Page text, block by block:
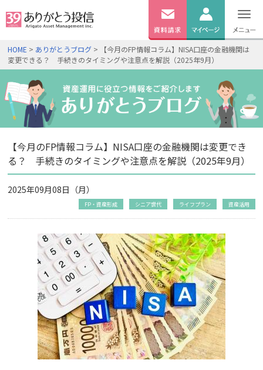
無料資料
請求
口座開設
ログイン
HOME > ありがとうブログ > 【今月のFP情報コラム】NISA口座の金融機関は
変更できる？ 手続きのタイミングや注意点を解説（2025年9月）
【今月のFP情報コラム】NISA口座の金融機関は変更でき
る？ 手続きのタイミングや注意点を解説（2025年9月）
2025年09月08日（月）
FP・資産形成 シニア世代 ライフプラン 資産活用